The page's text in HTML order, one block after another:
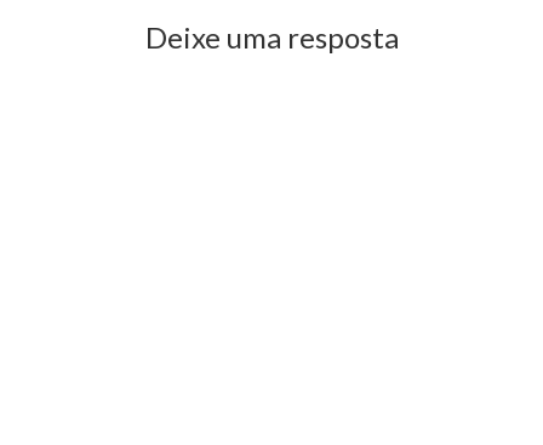
Deixe uma resposta